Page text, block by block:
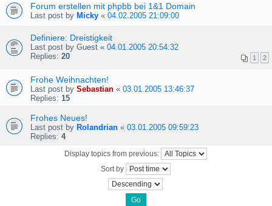
Forum erstellen mit phpbb bei 1&1 Domain
Last post by Micky « 04.02.2005 21:09:00
Definiere: Dreistigkeit
Last post by Guest « 04.01.2005 20:54:32
Replies: 20 1 2
Frohe Weihnachten!
Last post by Sebastian « 03.01.2005 13:46:37
Replies: 15
Frohes Neues!
Last post by Rolandrian « 03.01.2005 09:59:23
Replies: 4
Display topics from previous:
Sort by